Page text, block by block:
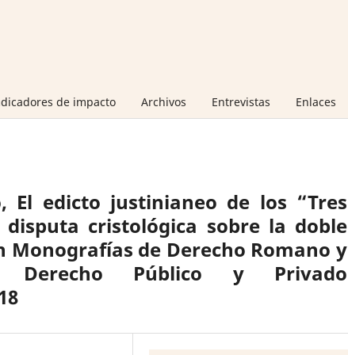
de impacto Archivos Entrevistas Enlaces
El edicto justinianeo de los “Tres
cristológica sobre la doble
Monografías de Derecho Romano y
Derecho Público y Privado